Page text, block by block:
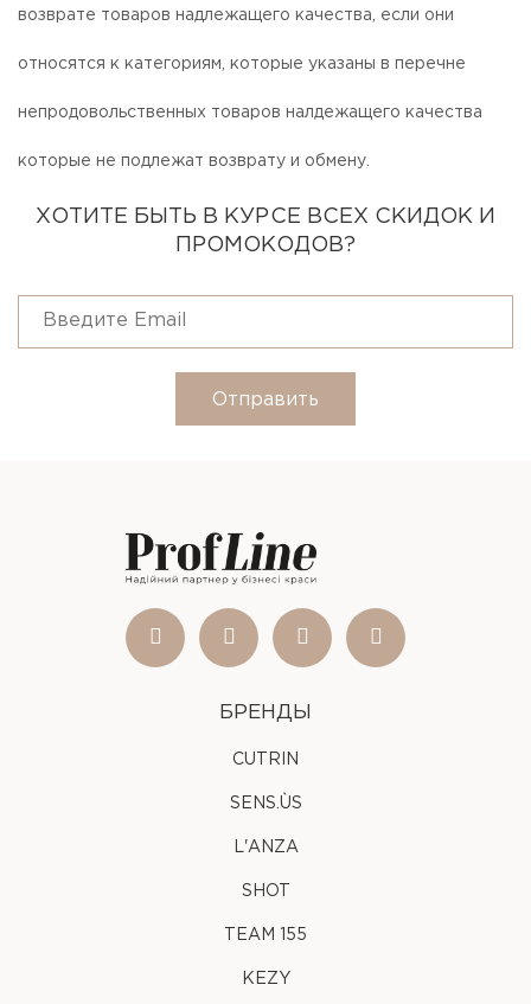
возврате товаров надлежащего качества, если они
относятся к категориям, которые указаны в перечне
непродовольственных товаров налдежащего качества
которые не подлежат возврату и обмену.
ХОТИТЕ БЫТЬ В КУРСЕ ВСЕХ СКИДОК И
ПРОМОКОДОВ?
Отправить
БРЕНДЫ
CUTRIN
SENS.ÙS
L'ANZA
SHOT
TEAM 155
KEZY